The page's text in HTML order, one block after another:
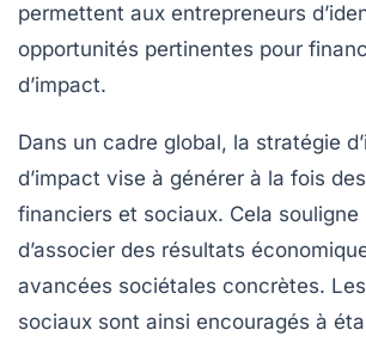
permettent aux entrepreneurs
opportunités pertinentes pour
d’impact.
Dans un cadre global, la stratégie d’
d’impact vise à générer à la fois
financiers et sociaux. Cela souligne
d’associer des résultats
avancées sociétales concrètes.
sociaux sont ainsi encouragés à